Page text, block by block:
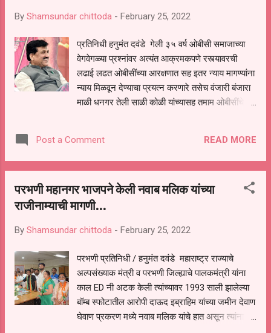
By Shamsundar chittoda - February 25, 2022
प्रतिनिधी हनुमंत दवंडे गेली ३५ वर्ष ओबीसी समाजाच्या
वेगवेगळ्या प्रश्नांवर अत्यंत आक्रमकपणे रस्त्यावरची
लढाई लढत ओबीसींच्या आरक्षणात सह इतर न्याय मागण्यांना
न्याय मिळवून देण्याचा प्रयत्न करणारे तसेच वंजारी बंजारा
माळी धनगर तेली साळी कोळी यांच्यासह तमाम ओबीसींचे
सर्वसामान्य गोरगरीब व्यक्तीच्या सर्वांगीण विकासासाठी
गावपातळीपासून राज्य स्तरापर्यंत सर्वतोपरी प्रयत्न करत
मराठवाड्यासह संपूर्ण महाराष्ट्रात आपला ठसा उमटविणारे
अगदी सर्वसामान्य कुटुंबात जन्म घेऊन गावातील सरपंच ते
"मी जो काही आहे तो गोपीनाथराव मुंडे साहेबांमुळे आहे" असे
मतदारसंघाचे लोकप्रिय आमदार माजी मंत्री बबनराव
लोणीकर यांना लोकनेते गोपीनाथराव मुंडे विचारमंच
महाराष्ट्र यांच्या वतीने दिला जाणारा *"संघर्षयोद्धा
गोपीनाथराव मुंडे पुरस्कार-२०२२"* जाहीर करण्यात आला
ओबीसींच्या प्रश...
Post a Comment READ MORE
परभणी महानगर भाजपने केली नवाब मलिक यांच्या
राजीनाम्याची मागणी...
By Shamsundar chittoda - February 25, 2022
परभणी प्रतिनिधी / हनुमंत दवंडे महाराष्ट्र राज्याचे
अल्पसंख्याक मंत्री व परभणी जिल्ह्याचे पालकमंत्री यांना
काल ED नी अटक केली त्यांच्यावर 1993 साली झालेल्या
बॉम्ब स्फोटातील आरोपी दाऊद इब्राहिम यांच्या जमीन देवाण
घेवाण प्रकरण मध्ये नवाब मलिक यांचे हात असून त्यांना 3